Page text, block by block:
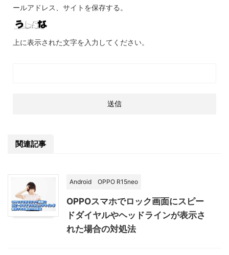
ールアドレス、サイトを保存する。
上に表示された文字を入力してください。
関連記事
Android OPPO R15neo
OPPOスマホでロック画面にスピー
ドダイヤルやヘッドラインが表示さ
れた場合の対処法